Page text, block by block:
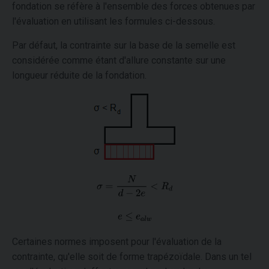
fondation se réfère à l'ensemble des forces obtenues par
l'évaluation en utilisant les formules ci-dessous.
Par défaut, la contrainte sur la base de la semelle est
considérée comme étant d'allure constante sur une
longueur réduite de la fondation.
Certaines normes imposent pour l'évaluation de la
contrainte, qu'elle soit de forme trapézoïdale. Dans un tel